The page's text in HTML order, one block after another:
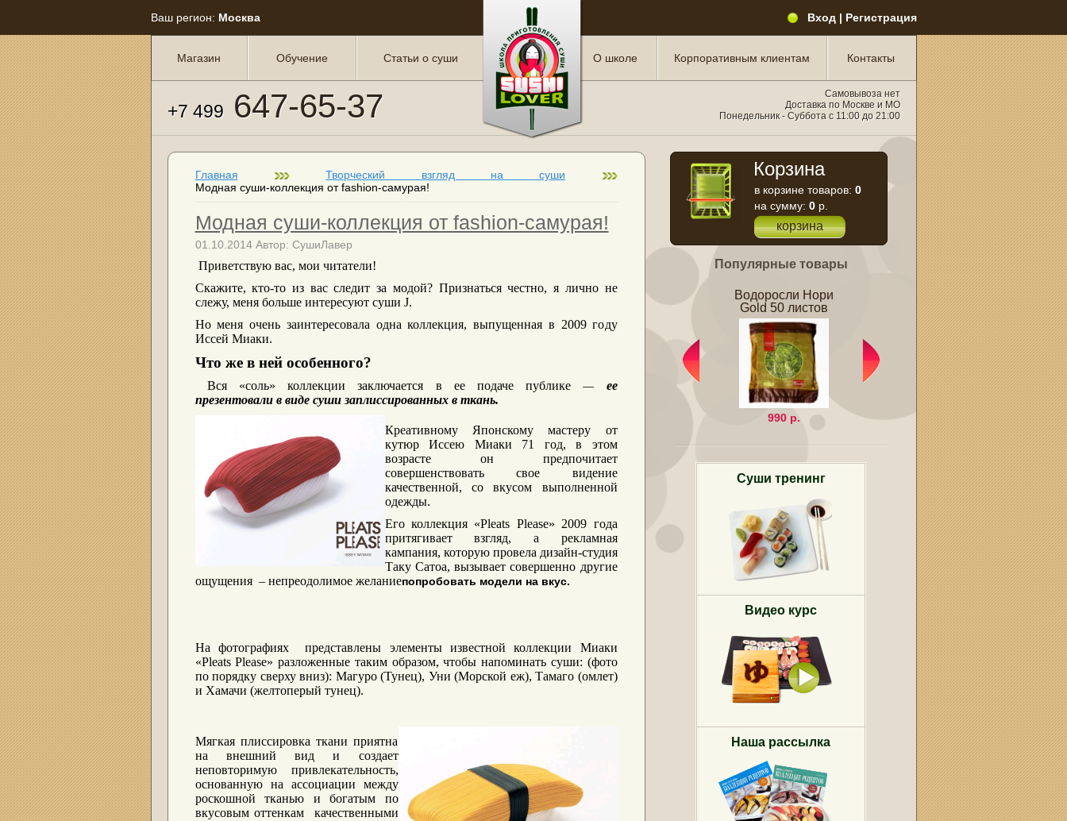
Ваш регион: Москва Вход | Регистрация
Магазин Обучение Статьи о суши О школе Корпоративным клиентам Контакты
+7 499647-65-37
Самовывоза нет
Доставка по Москве и МО
Понедельник - Суббота с 11:00 до 21:00
Главная
Творческий взгляд на суши
Модная суши-коллекция от fashion-самурая!
Модная суши-коллекция от fashion-самурая!
01.10.2014 Автор: СушиЛавер
Приветствую вас, мои читатели!
Скажите, кто-то из вас следит за модой? Признаться честно, я лично не
слежу, меня больше интересуют суши J.
Но меня очень заинтересовала одна коллекция, выпущенная в 2009 году
Иссей Миаки.
Что же в ней особенного?
Вся «соль» коллекции заключается в ее подаче публике ― ее
презентовали в виде суши заплиссированных в ткань.
Креативному Японскому мастеру от
кутюр Иссею Миаки 71 год, в этом
возрасте он предпочитает
совершенствовать свое видение
качественной, со вкусом выполненной
одежды.
Его коллекция «Pleats Please» 2009 года
притягивает взгляд, а рекламная
кампания, которую провела дизайн-студия
Таку Сатоа, вызывает совершенно другие
ощущения – непреодолимое желаниепопробовать модели на вкус.
На фотографиях представлены элементы известной коллекции Миаки
«Pleats Please» разложенные таким образом, чтобы напоминать суши: (фото
по порядку сверху вниз): Магуро (Тунец), Уни (Морской еж), Тамаго (омлет)
и Хамачи (желтоперый тунец).
Мягкая плиссировка ткани приятна
на внешний вид и создает
неповторимую привлекательность,
основанную на ассоциации между
роскошной тканью и богатым по
вкусовым оттенкам качественными
Корзина
в корзине товаров: 0
на сумму: 0р.
корзина
Популярные товары
Водоросли Нори
Gold 50 листов
990 р.
Суши тренинг
Видео курс
Наша рассылка